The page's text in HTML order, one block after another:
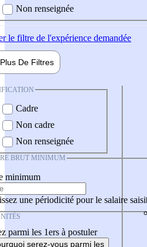
Non renseignée
le filtre de l'expérience demandée
Plus De Filtres
Cadre
Non cadre
Non renseignée
BRUT MINIMUM
minimum
une périodicité pour le salaire saisi
parmi les 1ers à postuler
serez-vous parmi les